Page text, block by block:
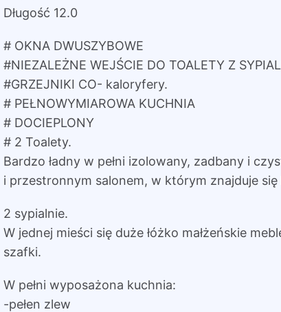
Długość 12.0
# OKNA DWUSZYBOWE
#NIEZALEŻNE WEJŚCIE DO TOALETY Z
#GRZEJNIKI CO- kaloryfery.
# PEŁNOWYMIAROWA KUCHNIA
# DOCIEPLONY
# 2 Toalety.
Bardzo ładny w pełni izolowany, zadbany i
i przestronnym salonem, w którym znajduje się
2 sypialnie.
W jednej mieści się duże łóżko małżeńskie
szafki.
W pełni wyposażona kuchnia:
-pełen zlew